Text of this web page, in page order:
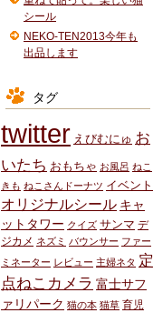
シール
NEKO-TEN2013今年も
出品します
タグ
twitter えびむにゅ お
いたち おもちゃ お風呂 ねこ
きも ねこさんドーナツ イベント
オリジナルシール キャ
ットタワー クイズ サンマ デ
ジカメ ネズミ バウンサー ファー
ミネーター レビュー 主婦ネタ 定
点ねこカメラ 富士サフ
ァリパーク 猫の本 猫草 育児